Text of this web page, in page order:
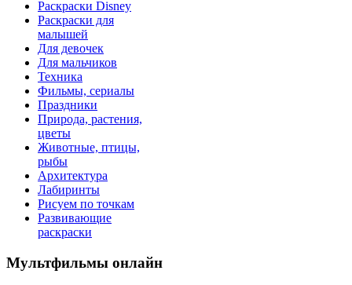
Раскраски Disney
Раскраски для
малышей
Для девочек
Для мальчиков
Техника
Фильмы, сериалы
Праздники
Природа, растения,
цветы
Животные, птицы,
рыбы
Архитектура
Лабиринты
Рисуем по точкам
Развивающие
раскраски
Мультфильмы онлайн